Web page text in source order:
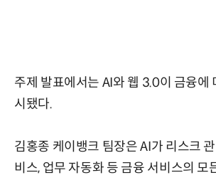
주제 발표에서는 AI와 웹 3.0이 금융에
시됐다.
김홍종 케이뱅크 팀장은 AI가 리스크
비스, 업무 자동화 등 금융 서비스의 모